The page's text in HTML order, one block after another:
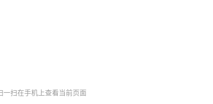
一扫在手机上查看当前页面